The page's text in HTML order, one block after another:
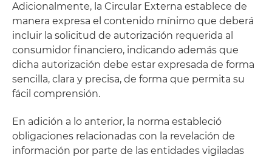
Adicionalmente, la Circular Externa establece de
manera expresa el contenido mínimo que deberá
incluir la solicitud de autorización requerida al
consumidor financiero, indicando además que
dicha autorización debe estar expresada de forma
sencilla, clara y precisa, de forma que permita su
fácil comprensión.
En adición a lo anterior, la norma estableció
obligaciones relacionadas con la revelación de
información por parte de las entidades vigiladas